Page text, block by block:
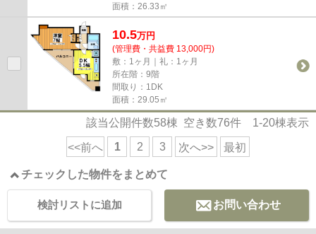
面積：26.33㎡
10.5万円
(管理費・共益費 13,000円)
敷：1ヶ月｜礼：1ヶ月
所在階：9階
間取り：1DK
面積：29.05㎡
該当公開件数58棟 空き数76件 1-20棟表示
<<前へ 1 2 3 次へ>> 最初
チェックした物件をまとめて
お問い合わせ
検討リストに追加